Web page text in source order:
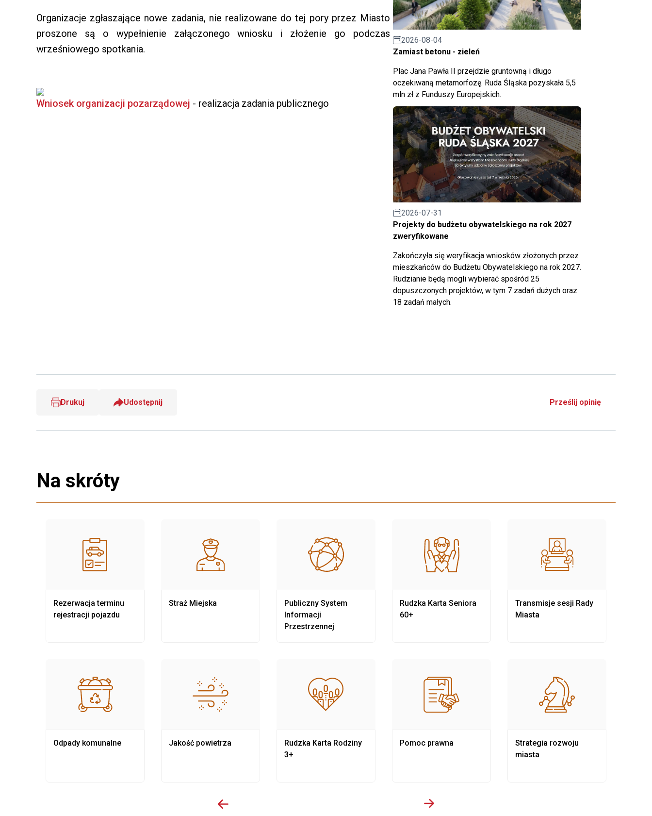
Organizacje zgłaszające nowe zadania, nie realizowane do tej pory przez Miasto
proszone są o wypełnienie załączonego wniosku i złożenie go podczas
wrześniowego spotkania.
Wniosek organizacji pozarządowej - realizacja zadania publicznego
2026-08-04
Zamiast betonu - zieleń
Plac Jana Pawła II przejdzie gruntowną i długo
oczekiwaną metamorfozę. Ruda Śląska pozyskała 5,5
mln zł z Funduszy Europejskich.
2026-07-31
Projekty do budżetu obywatelskiego na rok 2027
zweryfikowane
Zakończyła się weryfikacja wniosków złożonych przez
mieszkańców do Budżetu Obywatelskiego na rok 2027.
Rudzianie będą mogli wybierać spośród 25
dopuszczonych projektów, w tym 7 zadań dużych oraz
18 zadań małych.
Drukuj Udostępnij Prześlij opinię
Na skróty
Rezerwacja terminu
rejestracji pojazdu
Odpady komunalne
Straż Miejska
Jakość powietrza
Publiczny System
Informacji
Przestrzennej
Rudzka Karta Rodziny
3+
Rudzka Karta Seniora
60+
Pomoc prawna
Transmisje sesji Rady
Miasta
Strategia rozwoju
miasta